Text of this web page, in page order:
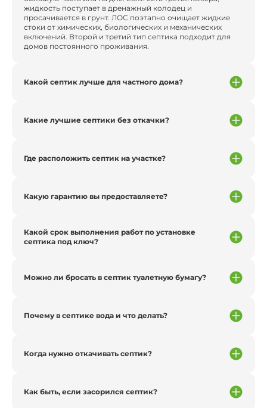
жидкость поступает в дренажный колодец и
просачивается в грунт. ЛОС поэтапно очищает жидкие
стоки от химических, биологических и механических
включений. Второй и третий тип септика подходит для
домов постоянного проживания.
Какой септик лучше для частного дома?
Какие лучшие септики без откачки?
Где расположить септик на участке?
Какую гарантию вы предоставляете?
Какой срок выполнения работ по установке
септика под ключ?
Можно ли бросать в септик туалетную бумагу?
Почему в септике вода и что делать?
Когда нужно откачивать септик?
Как быть, если засорился септик?